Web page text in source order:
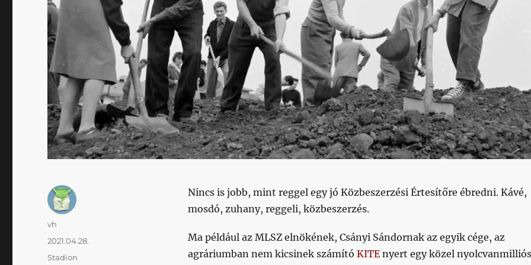
Nincs is jobb, mint reggel egy jó Közbeszerzési Értesítőre ébredni. Kávé,
mosdó, zuhany, reggeli, közbeszerzés.
Ma például az MLSZ elnökének, Csányi Sándornak az egyik cége, az
agráriumban nem kicsinek számító KITEnyert egy közel nyolcvanmilliós
Szerző
vh
Közzétéve
2021.04.28.
Kategória
Stadion